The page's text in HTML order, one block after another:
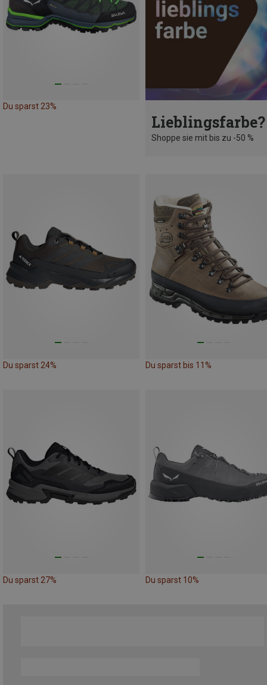
Du sparst 23%
Lieblingsfarbe?
Shoppe sie mit bis zu -50 %
Du sparst 24% Du sparst bis 11%
Du sparst 27% Du sparst 10%